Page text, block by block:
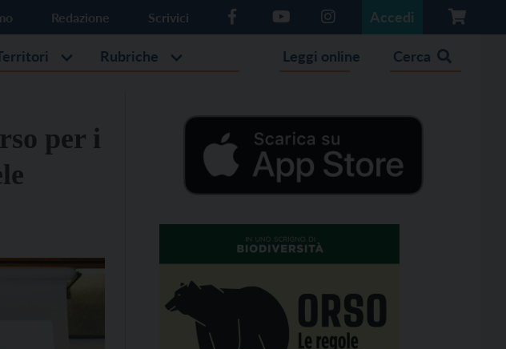
Redazione Scrivici Accedi
Rubriche Leggi online Cerca
per i